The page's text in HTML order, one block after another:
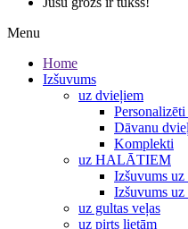
Menu
Home
Izšuvums
uz dvieļiem
Dāvanu
Komplekti
uz HALĀTIEM
Izšuvums uz
Izšuvums uz
uz gultas veļas
uz pirts lietām